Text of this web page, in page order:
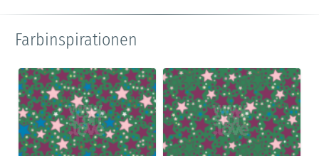
Farbinspirationen